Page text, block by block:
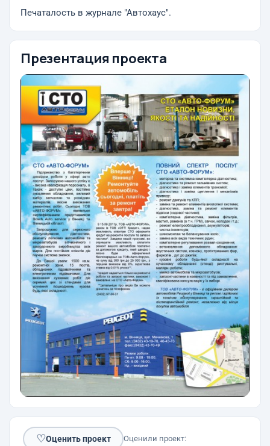
Печаталость в журнале "Автохаус".
Презентация проекта
♡Оценить проект Оценили проект: